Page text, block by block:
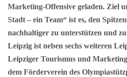
Marketing-Offensive geladen. Ziel
Stadt – ein Team“ ist es, den
nachhaltiger zu unterstützen und
Leipzig ist neben sechs weiteren
Leipziger Tourismus und
dem Förderverein des